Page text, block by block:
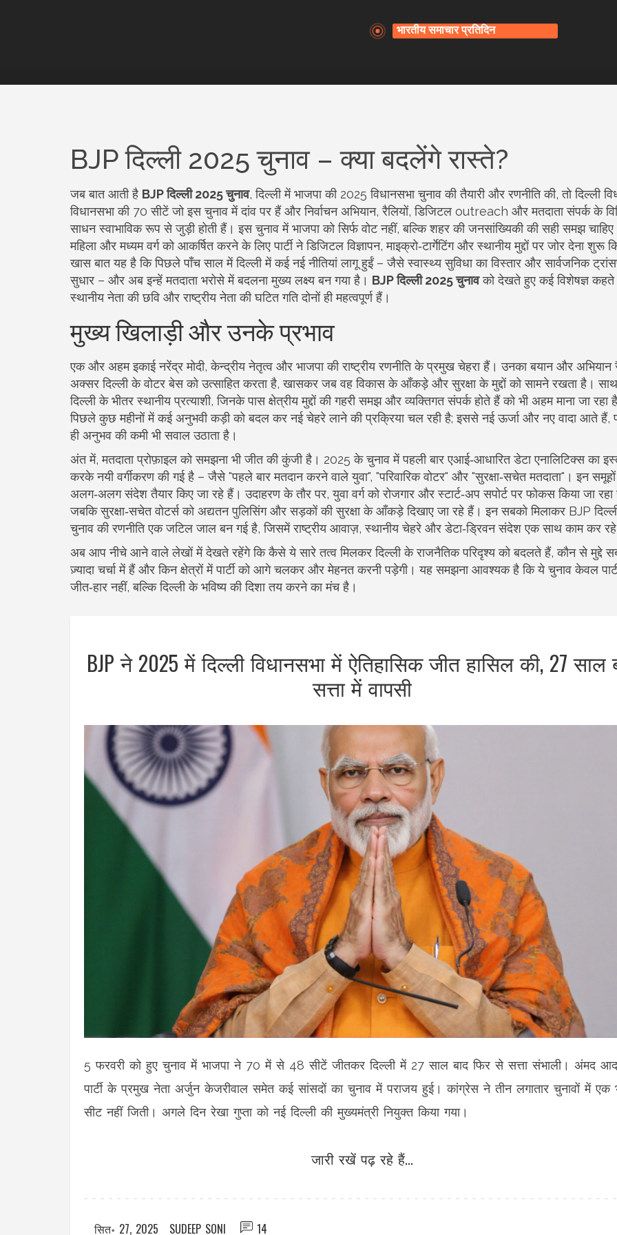
BJP दिल्ली 2025 चुनाव – क्या बदलेंगे रास्ते?
जब बात आती है BJP दिल्ली 2025 चुनाव,दिल्ली में भाजपा की 2025 विधानसभा चुनाव की तैयारी और रणनीतिकी, तोदिल्ली
विधानसभा की 70 सीटें जो इस चुनाव में दांव पर हैंऔरनिर्वाचन अभियान,रैलियों, डिजिटल outreach और मतदाता संपर्क के
साधनस्वाभाविक रूप से जुड़ी होती हैं। इस चुनाव में भाजपा को सिर्फ वोट नहीं, बल्कि शहर की जनसांख्यिकी की सही समझ
महिला और मध्यम वर्ग को आकर्षित करने के लिए पार्टी ने डिजिटल विज्ञापन, माइक्रो‑टार्गेटिंग और स्थानीय मुद्दों पर जोर देना शुरू
खास बात यह है कि पिछले पाँच साल में दिल्ली में कई नई नीतियां लागू हुईं – जैसे स्वास्थ्य सुविधा का विस्तार और सार्वजनिक
सुधार – और अब इन्हें मतदाता भरोसे में बदलना मुख्य लक्ष्य बन गया है। BJP दिल्ली 2025 चुनावको देखते हुए कई विशेषज्ञ कहते
स्थानीय नेता की छवि और राष्ट्रीय नेता की घटित गति दोनों ही महत्वपूर्ण हैं।
मुख्य खिलाड़ी और उनके प्रभाव
एक और अहम इकाईनरेंद्र मोदी,केन्द्रीय नेतृत्व और भाजपा की राष्ट्रीय रणनीति के प्रमुख चेहराहैं। उनका बयान और अभियान
अक्सर दिल्ली के वोटर बेस को उत्साहित करता है, खासकर जब वह विकास के आँकड़े और सुरक्षा के मुद्दों को सामने रखता है। साथ
दिल्ली के भीतरस्थानीय प्रत्याशी,जिनके पास क्षेत्रीय मुद्दों की गहरी समझ और व्यक्तिगत संपर्क होते हैंको भी अहम माना जा रहा
पिछले कुछ महीनों में कई अनुभवी कड़ी को बदल कर नई चेहरे लाने की प्रक्रिया चल रही है; इससे नई ऊर्जा और नए वादा आते हैं,
ही अनुभव की कमी भी सवाल उठाता है।
अंत में, मतदाता प्रोफ़ाइल को समझना भी जीत की कुंजी है। 2025 के चुनाव में पहली बार एआई‑आधारित डेटा एनालिटिक्स का
करके नयी वर्गीकरण की गई है – जैसे "पहले बार मतदान करने वाले युवा", "परिवारिक वोटर" और "सुरक्षा‑सचेत मतदाता"। इन
अलग‑अलग संदेश तैयार किए जा रहे हैं। उदाहरण के तौर पर, युवा वर्ग को रोजगार और स्टार्ट‑अप सपोर्ट पर फोकस किया जा रहा
जबकि सुरक्षा‑सचेत वोटर्स को अद्यतन पुलिसिंग और सड़कों की सुरक्षा के आँकड़े दिखाए जा रहे हैं। इन सबको मिलाकर BJP
चुनाव की रणनीति एक जटिल जाल बन गई है, जिसमें राष्ट्रीय आवाज़, स्थानीय चेहरे और डेटा‑ड्रिवन संदेश एक साथ काम कर
अब आप नीचे आने वाले लेखों में देखते रहेंगे कि कैसे ये सारे तत्व मिलकर दिल्ली के राजनैतिक परिदृश्य को बदलते हैं, कौन से मुद्दे
ज़्यादा चर्चा में हैं और किन क्षेत्रों में पार्टी को आगे चलकर और मेहनत करनी पड़ेगी। यह समझना आवश्यक है कि ये चुनाव केवल
जीत‑हार नहीं, बल्कि दिल्ली के भविष्य की दिशा तय करने का मंच है।
BJP ने 2025 में दिल्ली विधानसभा में ऐतिहासिक जीत हासिल की, 27 साल
सत्ता में वापसी
5 फरवरी को हुए चुनाव में भाजपा ने 70 में से 48 सीटें जीतकर दिल्ली में 27 साल बाद फिर से सत्ता संभाली। अंमद
पार्टी के प्रमुख नेता अर्जुन केजरीवाल समेत कई सांसदों का चुनाव में पराजय हुई। कांग्रेस ने तीन लगातार चुनावों में एक
सीट नहीं जिती। अगले दिन रेखा गुप्ता को नई दिल्ली की मुख्यमंत्री नियुक्त किया गया।
जारी रखें पढ़ रहे हैं...
सित॰ 27, 2025 SUDEEP SONI 14